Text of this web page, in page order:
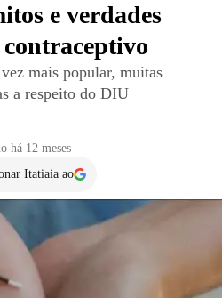
e verdades
mais popular, muitas
a respeito do DIU
há 12 meses
Itatiaia ao